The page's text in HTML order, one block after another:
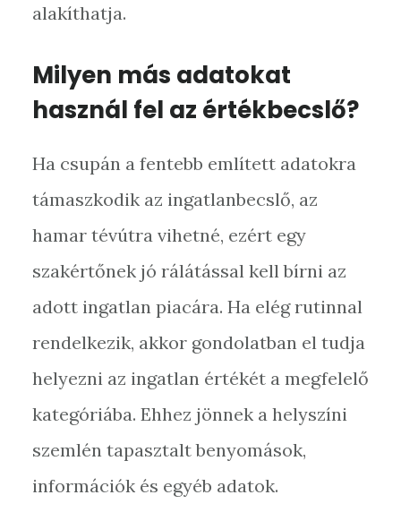
alakíthatja.
Milyen más adatokat
használ fel az értékbecslő?
Ha csupán a fentebb említett adatokra
támaszkodik az ingatlanbecslő, az
hamar tévútra vihetné, ezért egy
szakértőnek jó rálátással kell bírni az
adott ingatlan piacára. Ha elég rutinnal
rendelkezik, akkor gondolatban el tudja
helyezni az ingatlan értékét a megfelelő
kategóriába. Ehhez jönnek a helyszíni
szemlén tapasztalt benyomások,
információk és egyéb adatok.